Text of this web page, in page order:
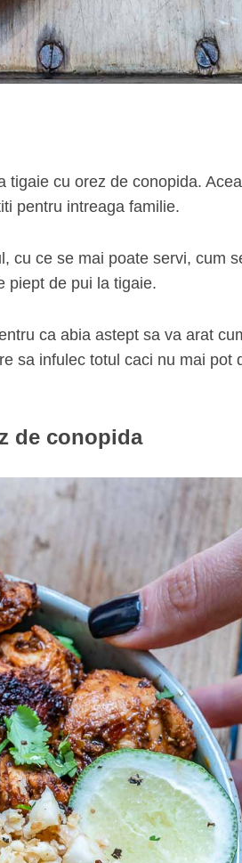
tigaie cu orez de conopida.
pentru intreaga familie.
cu ce se mai poate servi, cum
piept de pui la tigaie.
ca abia astept sa va arat
sa infulec totul caci nu mai pot
de conopida